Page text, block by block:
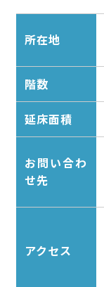
所在地
階数
延床面積
お問い合わ
せ先
アクセス